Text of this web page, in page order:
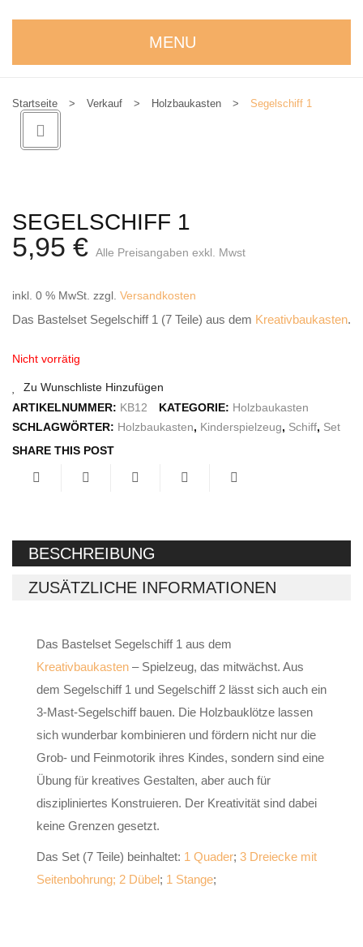
MENU
alle Produkte
Kreativbaukasten
Weihnachtsengel
Lichtfigur
Geschenkverpackung
Warenkorb
KONTAKT
IMPRESSUM
Startseite > Verkauf > Holzbaukasten > Segelschiff 1
SEGELSCHIFF 1
5,95 € Alle Preisangaben exkl. Mwst
inkl. 0 % MwSt. zzgl. Versandkosten
Das Bastelset Segelschiff 1 (7 Teile) aus dem Kreativbaukasten.
Nicht vorrätig
Zu Wunschliste Hinzufügen
ARTIKELNUMMER: KB12 KATEGORIE: Holzbaukasten
SCHLAGWÖRTER: Holzbaukasten, Kinderspielzeug, Schiff, Set
SHARE THIS POST
BESCHREIBUNG
ZUSÄTZLICHE INFORMATIONEN
Das Bastelset Segelschiff 1 aus dem
Kreativbaukasten – Spielzeug, das mitwächst. Aus
dem Segelschiff 1 und Segelschiff 2 lässt sich auch ein
3-Mast-Segelschiff bauen. Die Holzbauklötze lassen
sich wunderbar kombinieren und fördern nicht nur die
Grob- und Feinmotorik ihres Kindes, sondern sind eine
Übung für kreatives Gestalten, aber auch für
diszipliniertes Konstruieren. Der Kreativität sind dabei
keine Grenzen gesetzt.
Das Set (7 Teile) beinhaltet: 1 Quader; 3 Dreiecke mit
Seitenbohrung; 2 Dübel; 1 Stange;